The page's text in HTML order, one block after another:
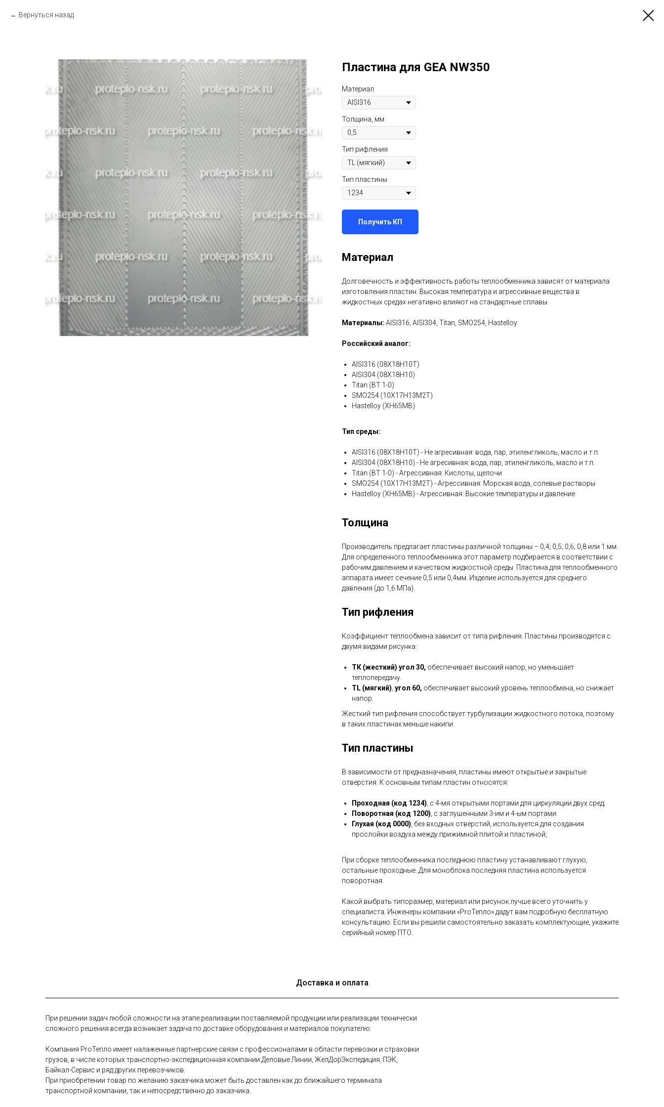
Вернуться назад
Пластина для GEA NW350
Материал
Толщина, мм
Тип рифления
Тип пластины
Получить КП
Материал
Долговечность и эффективность работы теплообменника зависят от материала
изготовления пластин. Высокая температура и агрессивные вещества в
жидкостных средах негативно влияют на стандартные сплавы.
Материалы: AISI316, AISI304, Titan, SMO254, Hastelloy
Российский аналог:
AISI316 (08Х18Н10Т)
AISI304 (08Х18Н10)
Titan (ВТ 1-0)
SMO254 (10Х17Н13М2Т)
Hastelloy (ХН65МВ)
Тип среды:
AISI316 (08Х18Н10Т) - Не агресивная: вода, пар, этиленгликоль, масло и т.п.
AISI304 (08Х18Н10) - Не агресивная: вода, пар, этиленгликоль, масло и т.п.
Titan (ВТ 1-0) - Агрессивная: Кислоты, щелочи
SMO254 (10Х17Н13М2Т) - Агрессивная: Морская вода, солевые растворы
Hastelloy (ХН65МВ) - Агрессивная: Высокие температуры и давление
Толщина
Производитель предлагает пластины различной толщины – 0,4; 0,5; 0,6; 0,8 или 1 мм.
Для определенного теплообменника этот параметр подбирается в соответствии с
рабочим давлением и качеством жидкостной среды. Пластина для теплообменного
аппарата имеет сечение 0,5 или 0,4мм. Изделие используется для среднего
давления (до 1,6 МПа).
Тип рифления
Коэффициент теплообмена зависит от типа рифления. Пластины производятся с
двумя видами рисунка:
ТК (жесткий) угол 30, обеспечивает высокий напор, но уменьшает
теплопередачу.
TL (мягкий), угол 60, обеспечивает высокий уровень теплообмена, но снижает
напор.
Жесткий тип рифления способствует турбулизации жидкостного потока, поэтому
в таких пластинах меньше накипи.
Тип пластины
В зависимости от предназначения, пластины имеют открытые и закрытые
отверстия. К основным типам пластин относятся:
Проходная (код 1234), с 4-мя открытыми портами для циркуляции двух сред;
Поворотная (код 1200), с заглушенными 3-им и 4-ым портами.
Глухая (код 0000), без входных отверстий, используется для создания
прослойки воздуха между прижимной плитой и пластиной;
При сборке теплообменника последнюю пластину устанавливают глухую,
остальные проходные. Для моноблока последняя пластина используется
поворотная.
Какой выбрать типоразмер, материал или рисунок лучше всего уточнить у
специалиста. Инженеры компании «ProТепло» дадут вам подробную бесплатную
консультацию. Если вы решили самостоятельно заказать комплектующие, укажите
серийный номер ПТО.
Доставка и оплата
При решении задач любой сложности на этапе реализации поставляемой продукции или реализации технически
сложного решения всегда возникает задача по доставке оборудования и материалов покупателю.
Компания ProТепло имеет налаженные партнерские связи с профессионалами в области перевозки и страховки
грузов, в числе которых транспортно-экспедиционная компании Деловые Линии, ЖелДорЭкспедиция, ПЭК,
Байкал-Сервис и ряд других перевозчиков.
При приобретении товар по желанию заказчика может быть доставлен как до ближайшего терминала
транспортной компании, так и непосредственно до заказчика.